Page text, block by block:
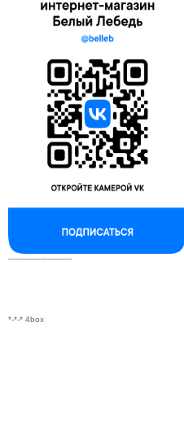
--------------------------
*-*-* 4box